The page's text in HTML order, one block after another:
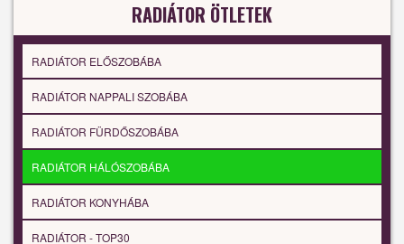
RADIÁTOR ÖTLETEK
RADIÁTOR ELŐSZOBÁBA
RADIÁTOR NAPPALI SZOBÁBA
RADIÁTOR FÜRDŐSZOBÁBA
RADIÁTOR HÁLÓSZOBÁBA
RADIÁTOR KONYHÁBA
RADIÁTOR - TOP30